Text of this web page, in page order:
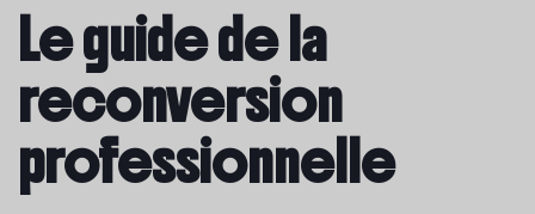
Le guide de la
reconversion
professionnelle